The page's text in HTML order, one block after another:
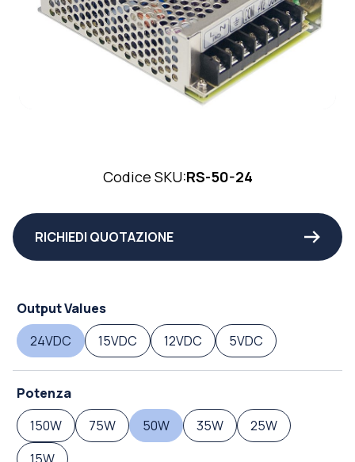
Codice SKU:RS-50-24
RICHIEDI QUOTAZIONE
Output Values
24VDC
15VDC 12VDC 5VDC
Potenza
150W
75W 50W 35W
25W